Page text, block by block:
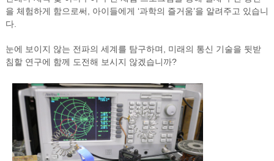
을 체험하게 함으로써, 아이들에게 ‘과학의 즐거움’을 알려주고 있습니
다.
눈에 보이지 않는 전파의 세계를 탐구하며, 미래의 통신 기술을 뒷받
침할 연구에 함께 도전해 보시지 않겠습니까?